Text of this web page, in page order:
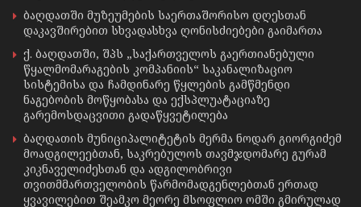
ბაღდათში მუზეუმების საერთაშორისო დღესთან
დაკავშირებით სხვადასხვა ღონისძიებები გაიმართა
ქ. ბაღდათში, შპს „საქართველოს გაერთიანებული
წყალმომარაგების კომპანიის“ საკანალიზაციო
სისტემისა და ჩამდინარე წყლების გამწმენდი
ნაგებობის მოწყობასა და ექსპლუატაციაზე
გარემოსდაცვითი გადაწყვეტილება
ბაღდათის მუნიციპალიტეტის მერმა ნოდარ გიორგიძემ
მოადგილეებთან, საკრებულოს თავმჯდომარე გურამ
კიკნაველიძესთან და ადგილობრივი
თვითმმართველობის წარმომადგენლებთან ერთად
ყვავილებით შეამკო მეორე მსოფლიო ომში გმირულად